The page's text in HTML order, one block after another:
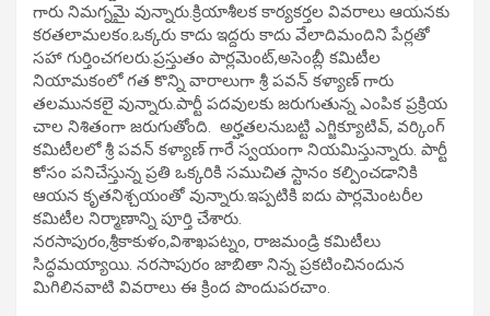
గారు నిమగ్నమై వున్నారు.క్రియాశీలక కార్యకర్తల వివరాలు ఆయనకు
కరతలామలకం.ఒక్కరు కాదు ఇద్దరు కాదు వేలాదిమందిని పేర్లతో
సహా గుర్తించగలరు.ప్రస్తుతం పార్లమెంట్,అసెంబ్లీ కమిటీల
నియామకంలో గత కొన్ని వారాలుగా శ్రీ పవన్ కళ్యాణ్ గారు
తలమునకలై వున్నారు.పార్టీ పదవులకు జరుగుతున్న ఎంపిక ప్రక్రియ
చాల నిశితంగా జరుగుతోంది. అర్హతలనుబట్టి ఎగ్జిక్యూటివ్, వర్కింగ్
కమిటీలలో శ్రీ పవన్ కళ్యాణ్ గారే స్వయంగా నియమిస్తున్నారు. పార్టీ
కోసం పనిచేస్తున్న ప్రతి ఒక్కరికి సముచిత స్టానం కల్పించడానికి
ఆయన కృతనిశ్చయంతో వున్నారు.ఇప్పటికి ఐదు పార్లమెంటరీల
కమిటీల నిర్మాణాన్ని పూర్తి చేశారు.
నరసాపురం,శ్రీకాకుళం,విశాఖపట్నం, రాజమండ్రి కమిటీలు
సిద్ధమయ్యాయి. నరసాపురం జాబితా నిన్న ప్రకటించినందున
మిగిలినవాటి వివరాలు ఈ క్రింద పొందుపరచాం.